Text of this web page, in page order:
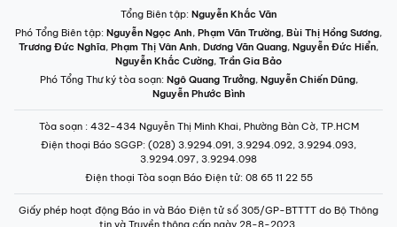
Tổng Biên tập: Nguyễn Khắc Văn
Phó Tổng Biên tập: Nguyễn Ngọc Anh, Phạm Văn Trường, Bùi Thị Hồng Sương,
Trương Đức Nghĩa, Phạm Thị Vân Anh, Dương Văn Quang, Nguyễn Đức Hiển,
Nguyễn Khắc Cường, Trần Gia Bảo
Phó Tổng Thư ký tòa soạn: Ngô Quang Trưởng, Nguyễn Chiến Dũng,
Nguyễn Phước Bình
Tòa soạn : 432-434 Nguyễn Thị Minh Khai, Phường Bàn Cờ, TP.HCM
Điện thoại Báo SGGP: (028) 3.9294.091, 3.9294.092, 3.9294.093,
3.9294.097, 3.9294.098
Điện thoại Tòa soạn Báo Điện tử: 08 65 11 22 55
Giấy phép hoạt động Báo in và Báo Điện tử số 305/GP-BTTTT do Bộ Thông
tin và Truyền thông cấp ngày 28-8-2023.